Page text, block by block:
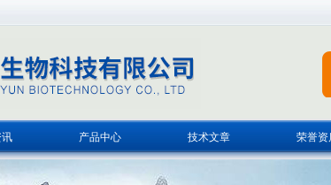
产品中心 技术文章 荣誉资